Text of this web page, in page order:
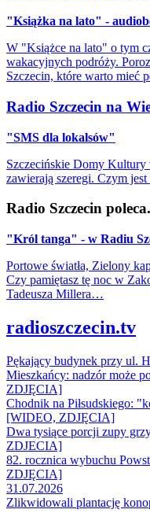
"Książka na lato" -
W "Książce na lato" o tym
wakacyjnych podróży.
Szczecin, które warto mieć
Radio Szczecin na
"SMS dla lokalsów"
Szczecińskie Domy
zawierają szeregi. Czym
Radio Szczecin
"Król tanga" - w Radiu
Portowe światła, Zielony
Czy pamiętasz tę noc w
Tadeusza Millera…
radioszczecin.tv
Pękający budynek przy ul.
Mieszkańcy: nadzór może
ZDJĘCIA]
Chodnik na Piłsudskiego:
[WIDEO, ZDJĘCIA]
Dwa tysiące porcji zupy
ZDJECIA]
82. rocznica wybuchu
ZDJĘCIA]
31.07.2026
Zlikwidowali plantację